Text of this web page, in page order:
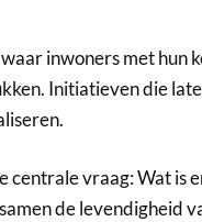
inwoners met hun
Initiatieven die
centrale vraag: Wat is
de levendigheid